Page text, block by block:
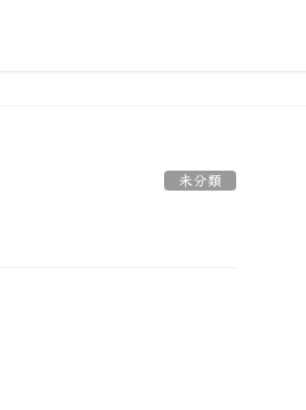
未分類